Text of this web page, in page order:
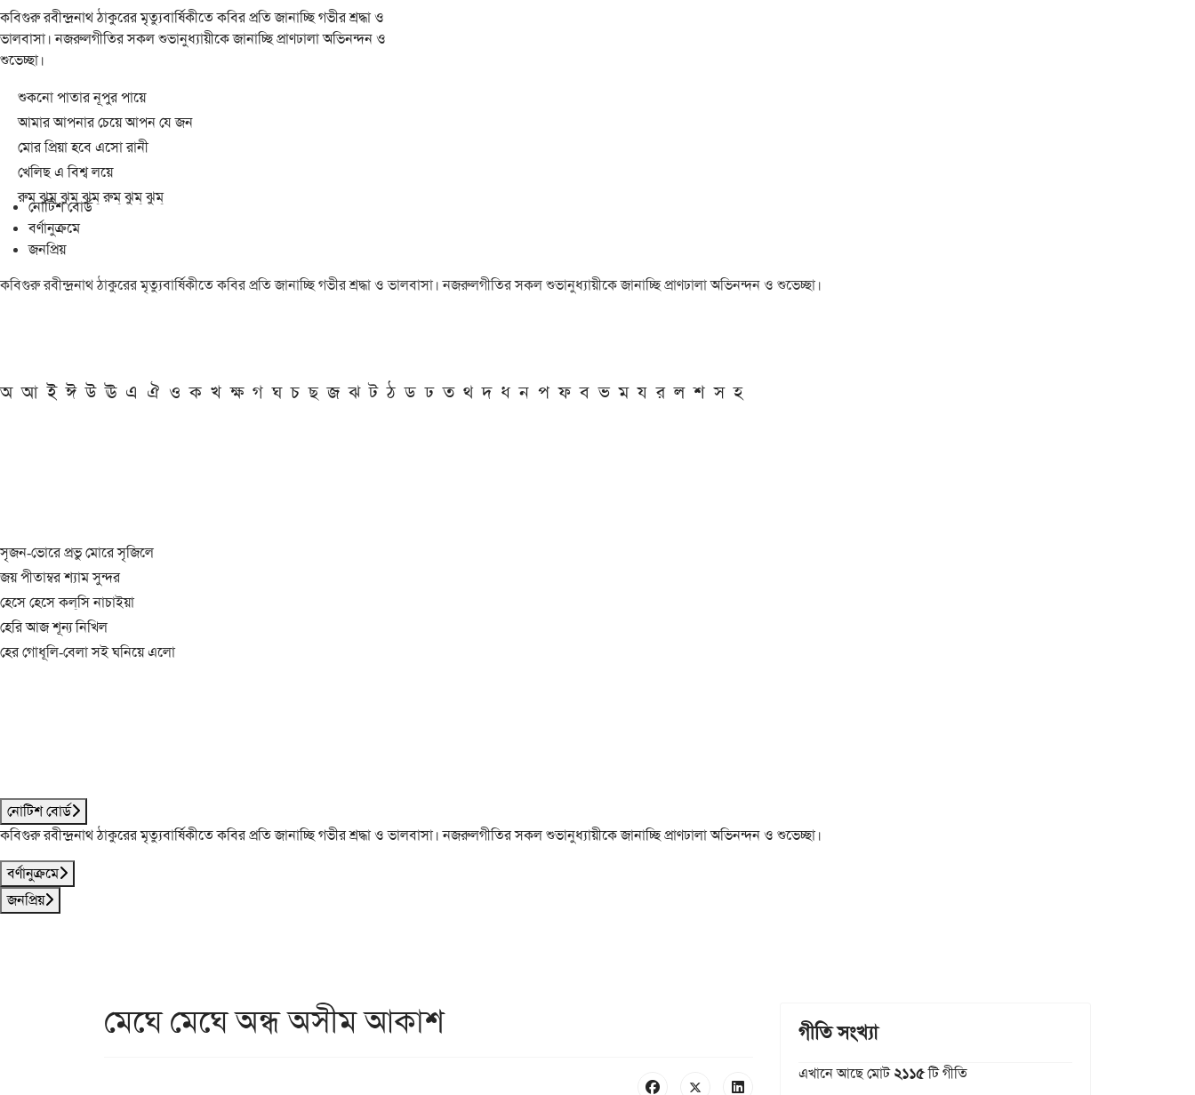
কবিগুরু রবীন্দ্রনাথ ঠাকুরের মৃত্যুবার্ষিকীতে কবির প্রতি জানাচ্ছি গভীর শ্রদ্ধা ও
ভালবাসা। নজরুলগীতির সকল শুভানুধ্যায়ীকে জানাচ্ছি প্রাণঢালা অভিনন্দন ও
শুভেচ্ছা।
শুকনো পাতার নূপুর পায়ে
আমার আপনার চেয়ে আপন যে জন
মোর প্রিয়া হবে এসো রানী
খেলিছ এ বিশ্ব লয়ে
রুম্ ঝুম্ ঝুম্ ঝুম্ রুম্ ঝুম্ ঝুম্
নোটিশ বোর্ড
বর্ণানুক্রমে
জনপ্রিয়
কবিগুরু রবীন্দ্রনাথ ঠাকুরের মৃত্যুবার্ষিকীতে কবির প্রতি জানাচ্ছি গভীর শ্রদ্ধা ও ভালবাসা। নজরুলগীতির সকল শুভানুধ্যায়ীকে জানাচ্ছি প্রাণঢালা অভিনন্দন ও শুভেচ্ছা।
অ আ ই ঈ উ ঊ এ ঐ ও ক খ ক্ষ গ ঘ চ ছ জ ঝ ট ঠ ড ঢ ত থ দ ধ ন প ফ ব ভ ম য র ল শ স হ
সৃজন-ভোরে প্রভু মোরে সৃজিলে
জয় পীতাম্বর শ্যাম সুন্দর
হেসে হেসে কল্‌সি নাচাইয়া
হেরি আজ শূন্য নিখিল
হের গোধূলি-বেলা সই ঘনিয়ে এলো
নোটিশ বোর্ড
কবিগুরু রবীন্দ্রনাথ ঠাকুরের মৃত্যুবার্ষিকীতে কবির প্রতি জানাচ্ছি গভীর শ্রদ্ধা ও ভালবাসা। নজরুলগীতির সকল শুভানুধ্যায়ীকে জানাচ্ছি প্রাণঢালা অভিনন্দন ও শুভেচ্ছা।
বর্ণানুক্রমে
জনপ্রিয়
মেঘে মেঘে অন্ধ অসীম আকাশ গীতি সংখ্যা
এখানে আছে মোট২১১৫টি গীতি